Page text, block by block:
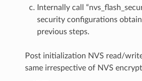
Internally call
security configurations
previous steps.
Post initialization NVS read/
same irrespective of NVS